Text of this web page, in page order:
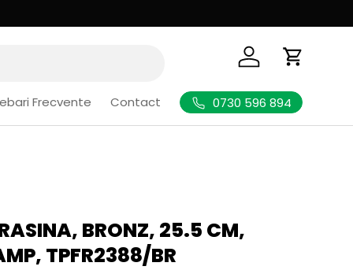
Logheaza-te
Cos de
Frecvente Contact 0730 596 894
BRONZ, 25.5 CM,
TPFR2388/BR